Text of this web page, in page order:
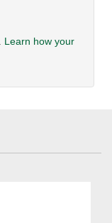
Learn how your